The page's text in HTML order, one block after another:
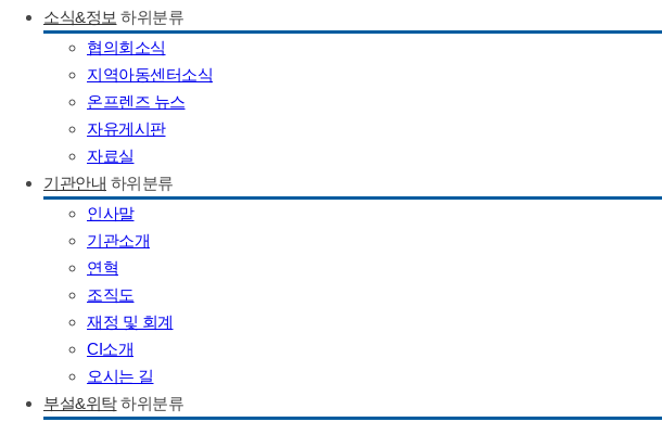
소식&정보 하위분류
협의회소식
지역아동센터소식
온프렌즈 뉴스
자유게시판
자료실
기관안내 하위분류
인사말
기관소개
연혁
조직도
재정 및 회계
CI소개
오시는 길
부설&위탁 하위분류